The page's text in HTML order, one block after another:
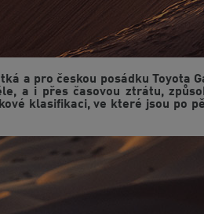
a pro českou posádku Toyota
a i přes časovou ztrátu,
klasifikaci, ve které jsou po